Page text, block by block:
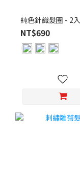
純色針織髮圈 - 2入
NT$690